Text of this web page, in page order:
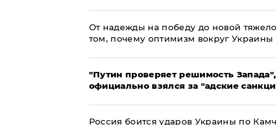
От надежды на победу до новой
том, почему оптимизм вокруг Украины
"Путин проверяет решимость
официально взялся за "адские
Россия боится ударов Украины по